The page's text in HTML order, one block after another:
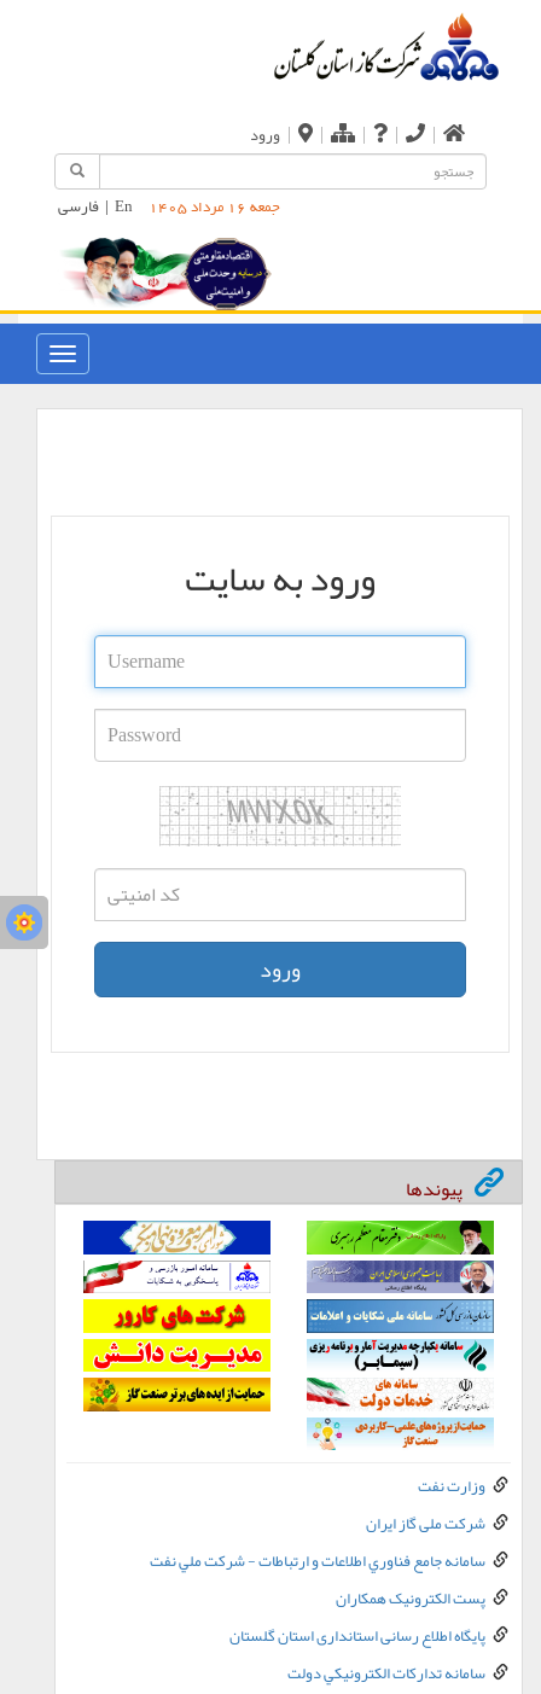
|
|
|
|
| ورود
جمعه 16 مرداد 1405 En
| فارسی
ورود به سایت
پیوندها
وزارت نفت
شرکت ملی گاز ایران
سامانه جامع فناوري اطلاعات و ارتباطات - شرکت ملي نفت
پست الکترونيک همکاران
پایگاه اطلاع رسانی استانداری استان گلستان
سامانه تدارکات الکترونيکي دولت